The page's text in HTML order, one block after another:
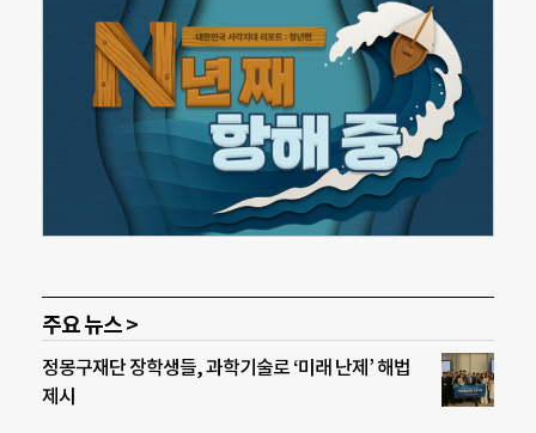
주요 뉴스 >
정몽구재단 장학생들, 과학기술로 ‘미래 난제’ 해법
제시